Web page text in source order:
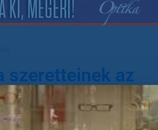
szeretteinek az